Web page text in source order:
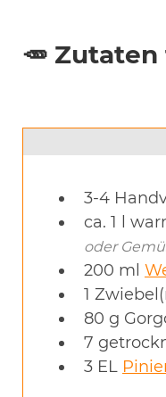
🥕
3-4
ca. 1 l
oder
200 ml
1
80 g
7
3 EL